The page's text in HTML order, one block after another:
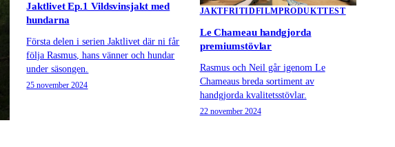
Jaktlivet Ep.1 Vildsvinsjakt med
hundarna
Första delen i serien Jaktlivet där ni får
följa Rasmus, hans vänner och hundar
under säsongen.
25 november 2024
JAKTFRITIDFILMPRODUKTTEST
Le Chameau handgjorda
premiumstövlar
Rasmus och Neil går igenom Le
Chameaus breda sortiment av
handgjorda kvalitetsstövlar.
22 november 2024